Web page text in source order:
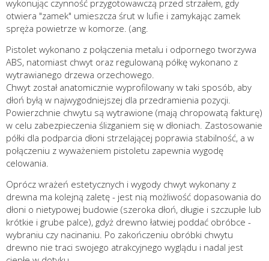
wykonując czynność przygotowawczą przed strzałem, gdy
otwiera "zamek" umieszcza śrut w lufie i zamykając zamek
spręża powietrze w komorze. (ang.
Pistolet wykonano z połączenia metalu i odpornego tworzywa
ABS, natomiast chwyt oraz regulowaną półkę wykonano z
wytrawianego drzewa orzechowego.
Chwyt został anatomicznie wyprofilowany w taki sposób, aby
dłoń byłą w najwygodniejszej dla przedramienia pozycji.
Powierzchnie chwytu są wytrawione (mają chropowatą fakturę)
w celu zabezpieczenia ślizganiem się w dłoniach. Zastosowanie
półki dla podparcia dłoni strzelającej poprawia stabilność, a w
połączeniu z wyważeniem pistoletu zapewnia wygodę
celowania.
Oprócz wrażeń estetycznych i wygody chwyt wykonany z
drewna ma kolejną zaletę - jest nią możliwość dopasowania do
dłoni o nietypowej budowie (szeroka dłoń, długie i szczupłe lub
krótkie i grube palce), gdyż drewno łatwiej poddać obróbce -
wybraniu czy nacinaniu. Po zakończeniu obróbki chwytu
drewno nie traci swojego atrakcyjnego wyglądu i nadal jest